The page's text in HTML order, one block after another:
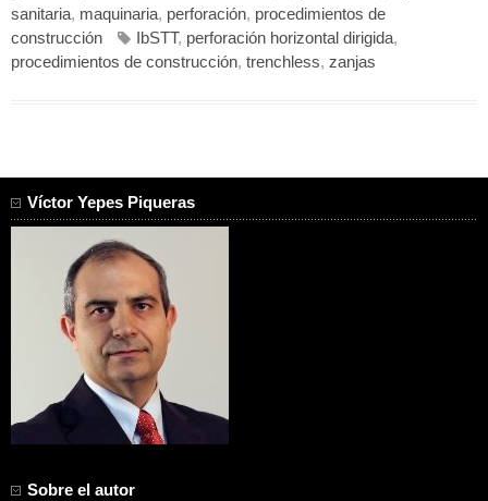
sanitaria, maquinaria, perforación, procedimientos de
construcción
IbSTT, perforación horizontal dirigida,
procedimientos de construcción, trenchless, zanjas
Víctor Yepes Piqueras
Sobre el autor